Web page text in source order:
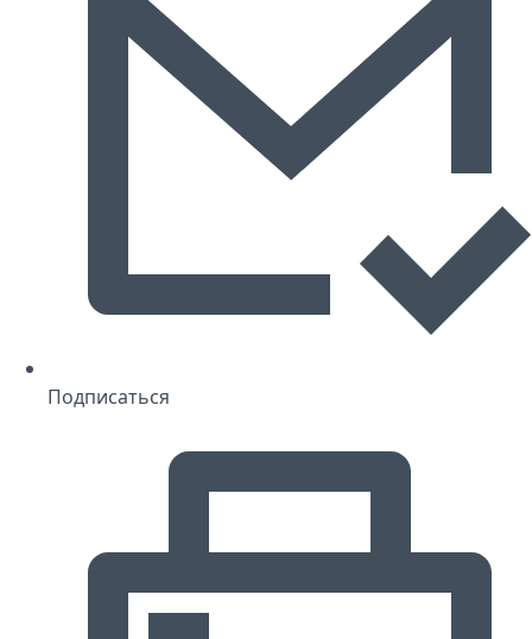
Подписаться